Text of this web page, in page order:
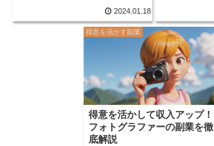
2024.01.18
得意を活かす副業
得意を活かして収入アップ！
フォトグラファーの副業を徹
底解説